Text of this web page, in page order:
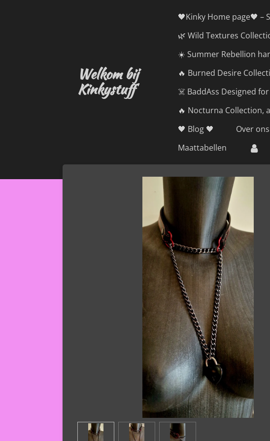
Welkom bij
Kinkystuff
🖤Kinky Home page🖤 –
🌿 Wild Textures
☀️ Summer Rebellion
🔥 Burned Desire
☠️ BaddAss Designed
🔥 Nocturna Collection,
🖤 Blog 🖤
Over ons
Maattabellen